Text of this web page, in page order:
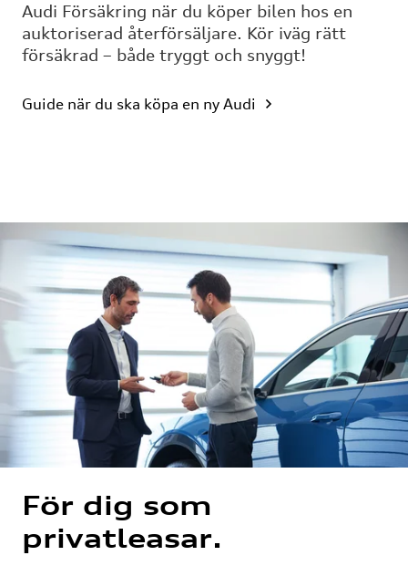
Audi Försäkring när du köper bilen hos en
auktoriserad återförsäljare. Kör iväg rätt
försäkrad – både tryggt och snyggt!
Guide när du ska köpa en ny Audi
För dig som
privatleasar.